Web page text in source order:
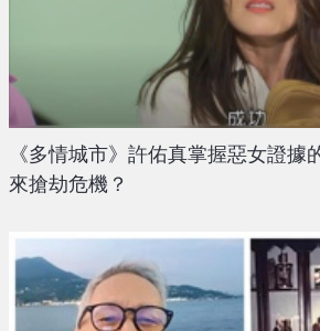
《多情城市》許佑真掌握惡女證據
來搶劫危機？